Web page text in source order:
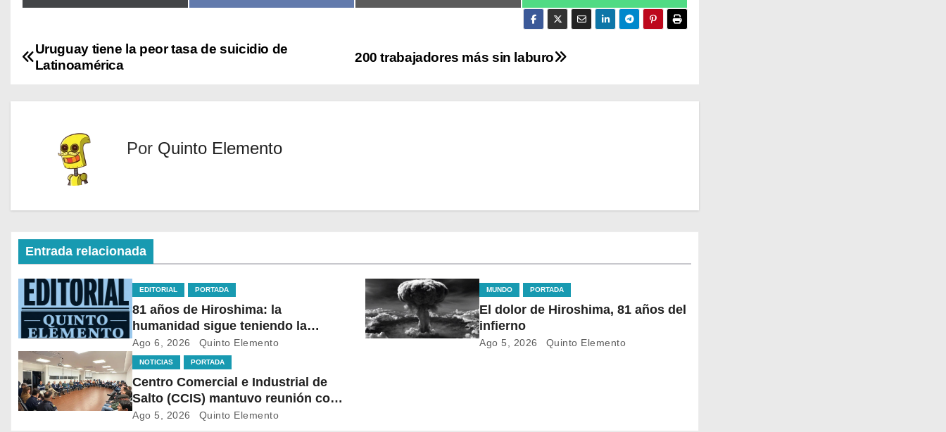
200 trabajadores más sin laburo
Uruguay tiene la peor tasa de suicidio de
Latinoamérica
Por Quinto Elemento
Entrada relacionada
EDITORIAL PORTADA
81 años de Hiroshima: la
humanidad sigue teniendo la
bomba en sus manos
Ago 6, 2026 Quinto Elemento
MUNDO PORTADA
El dolor de Hiroshima, 81 años del
infierno
Ago 5, 2026 Quinto Elemento
NOTICIAS PORTADA
Centro Comercial e Industrial de
Salto (CCIS) mantuvo reunión con
autoridades policiales y
Ago 5, 2026 Quinto Elemento